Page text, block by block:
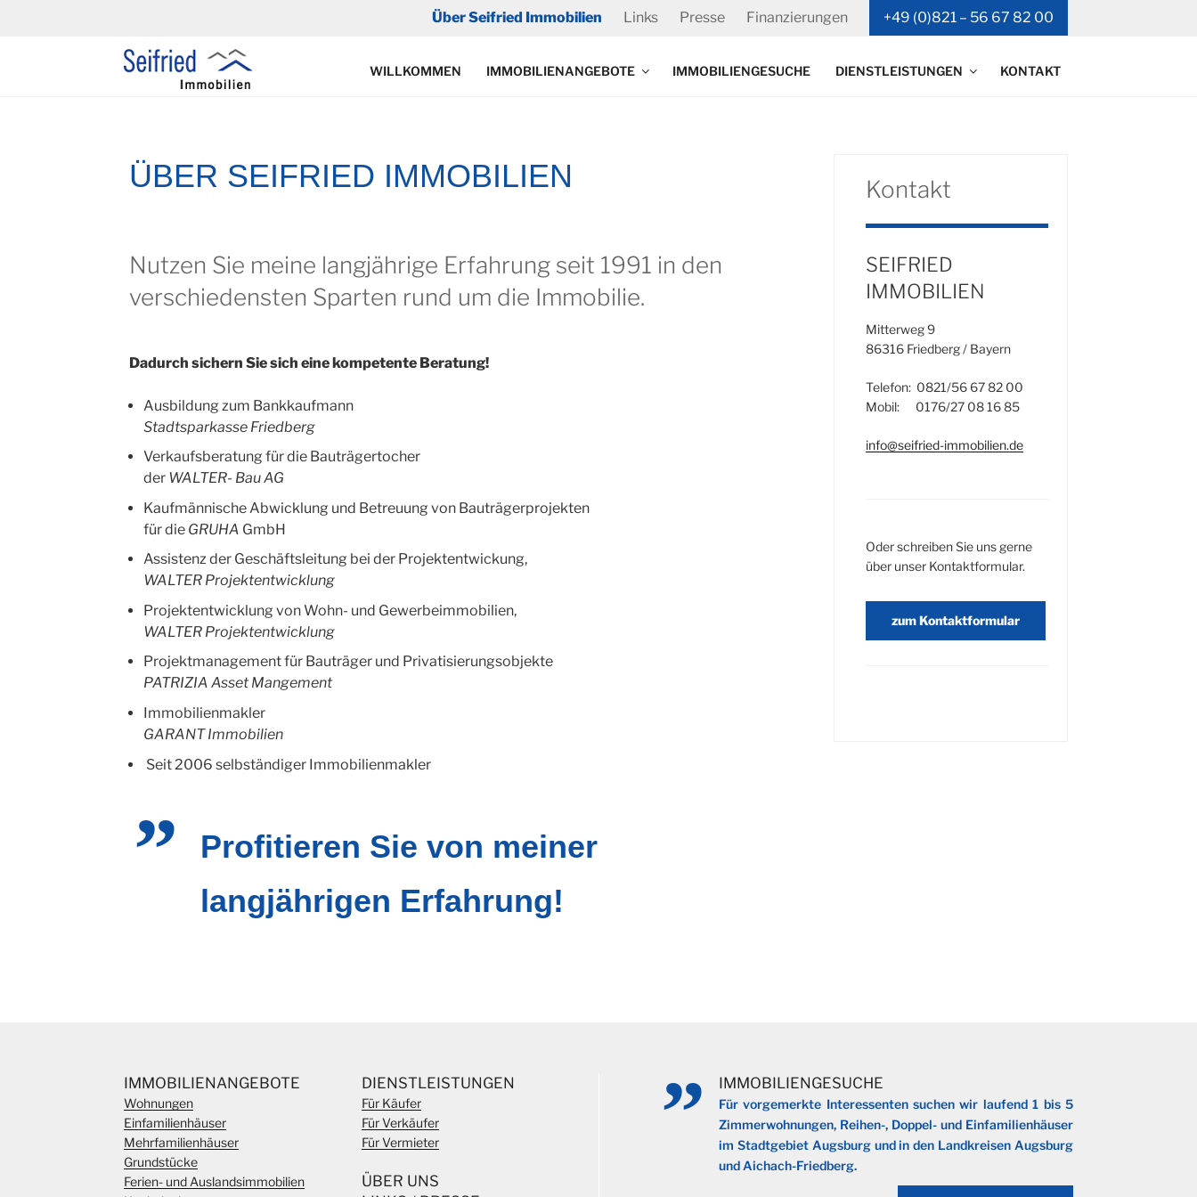
Über Seifried Immobilien Links Presse Finanzierungen +49 (0)821 – 56 67 82 00
WILLKOMMEN IMMOBILIENANGEBOTE IMMOBILIENGESUCHE DIENSTLEISTUNGEN KONTAKT
ÜBER SEIFRIED IMMOBILIEN
Nutzen Sie meine langjährige Erfahrung seit 1991 in den
verschiedensten Sparten rund um die Immobilie.
Dadurch sichern Sie sich eine kompetente Beratung!
Ausbildung zum Bankkaufmann
Stadtsparkasse Friedberg
Verkaufsberatung für die Bauträgertocher
der WALTER- Bau AG
Kaufmännische Abwicklung und Betreuung von Bauträgerprojekten
für die GRUHA GmbH
Assistenz der Geschäftsleitung bei der Projektentwickung,
WALTER Projektentwicklung
Projektentwicklung von Wohn- und Gewerbeimmobilien,
WALTER Projektentwicklung
Projektmanagement für Bauträger und Privatisierungsobjekte
PATRIZIA Asset Mangement
Immobilienmakler
GARANT Immobilien
Seit 2006 selbständiger Immobilienmakler
Profitieren Sie von meiner
langjährigen Erfahrung!
Kontakt
SEIFRIED
IMMOBILIEN
Mitterweg 9
86316 Friedberg / Bayern
Telefon: 0821/56 67 82 00
Mobil: 0176/27 08 16 85
info@seifried-immobilien.de
Oder schreiben Sie uns gerne
über unser Kontaktformular.
zum Kontaktformular
IMMOBILIENANGEBOTE
Wohnungen
Einfamilienhäuser
Mehrfamilienhäuser
Grundstücke
Ferien- und Auslandsimmobilien
DIENSTLEISTUNGEN
Für Käufer
Für Verkäufer
Für Vermieter
ÜBER UNS
IMMOBILIENGESUCHE
Für vorgemerkte Interessenten suchen wir laufend 1 bis 5
Zimmerwohnungen, Reihen-, Doppel- und Einfamilienhäuser
im Stadtgebiet Augsburg und in den Landkreisen Augsburg
und Aichach-Friedberg.